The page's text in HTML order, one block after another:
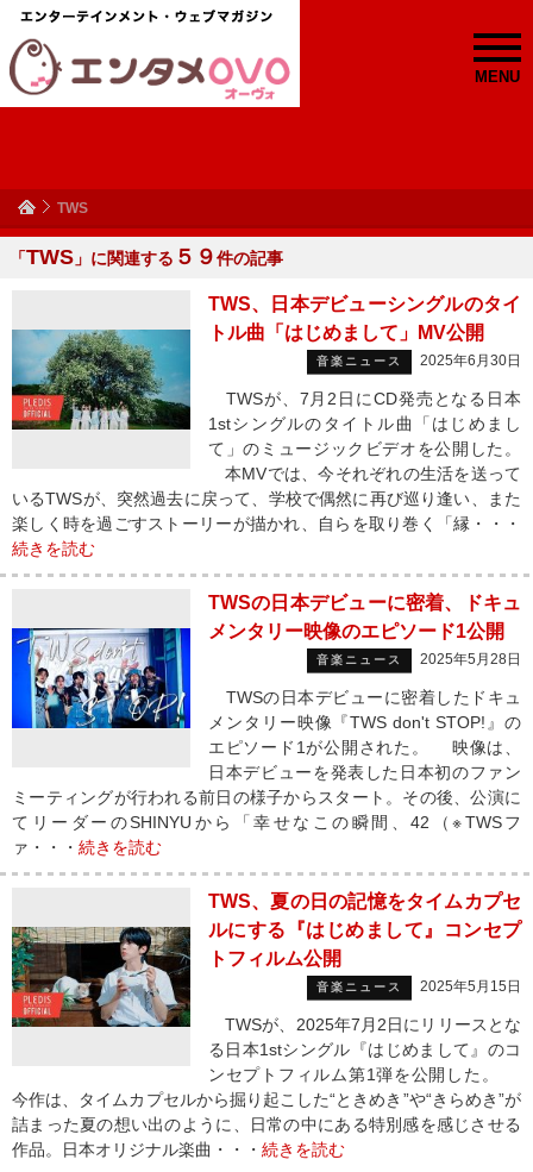
MENU
TWS
「TWS 」に関連する ５９件の記事
TWS、日本デビューシングルのタイ
トル曲「はじめまして」MV公開
音楽ニュース 2025年6月30日
TWSが、7月2日にCD発売となる日本
1stシングルのタイトル曲「はじめまし
て」のミュージックビデオを公開した。
本MVでは、今それぞれの生活を送って
いるTWSが、突然過去に戻って、学校で偶然に再び巡り逢い、また
楽しく時を過ごすストーリーが描かれ、自らを取り巻く「縁・・・
続きを読む
TWSの日本デビューに密着、ドキュ
メンタリー映像のエピソード1公開
音楽ニュース 2025年5月28日
TWSの日本デビューに密着したドキュ
メンタリー映像『TWS don't STOP!』の
エピソード1が公開された。 映像は、
日本デビューを発表した日本初のファン
ミーティングが行われる前日の様子からスタート。その後、公演に
てリーダーのSHINYUから「幸せなこの瞬間、42（※TWSフ
ァ・・・ 続きを読む
TWS、夏の日の記憶をタイムカプセ
ルにする『はじめまして』コンセプ
トフィルム公開
音楽ニュース 2025年5月15日
TWSが、2025年7月2日にリリースとな
る日本1stシングル『はじめまして』のコ
ンセプトフィルム第1弾を公開した。
今作は、タイムカプセルから掘り起こした“ときめき”や“きらめき”が
詰まった夏の想い出のように、日常の中にある特別感を感じさせる
作品。日本オリジナル楽曲・・・ 続きを読む